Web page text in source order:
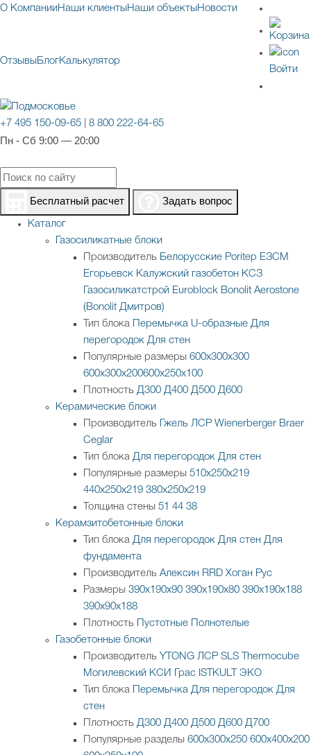
О КомпанииНаши клиентыНаши объектыНовости
ОтзывыБлогКалькулятор
Войти
+7 495 150-09-65 8 800 222-64-65
Пн - Сб 9:00 — 20:00
Бесплатный расчет Задать вопрос
Каталог
Газосиликатные блоки
Производитель Белорусские Poritep ЕЗСМ
Егорьевск Калужский газобетон КСЗ
Газосиликатстрой Euroblock Bonolit Aerostone
(Bonolit Дмитров)
Тип блока
Перемычка U-образные Для
перегородок Для стен
Популярные размеры 600х300х300
600х300х200600х250х100
Плотность Д300 Д400 Д500 Д600
Керамические блоки
Производитель
Гжель ЛСР Wienerberger Braer
Ceglar
Тип блока Для перегородок Для стен
Популярные размеры 510х250х219
440х250х219 380х250х219
Толщина стены 51 44 38
Керамзитобетонные блоки
Тип блока Для перегородок Для стен Для
фундамента
Производитель Алексин RRD Хоган Рус
Размеры 390х190х90 390х190х80 390х190х188
390х90х188
Плотность
Пустотные
Полнотелые
Газобетонные блоки
Производитель YTONG ЛСР SLS
Thermocube
Могилевский КСИ
Грас ISTKULT
ЭКО
Тип блока
Перемычка Для перегородок Для
стен
Плотность Д300 Д400 Д500 Д600 Д700
Популярные разделы 600х300х250 600х400х200